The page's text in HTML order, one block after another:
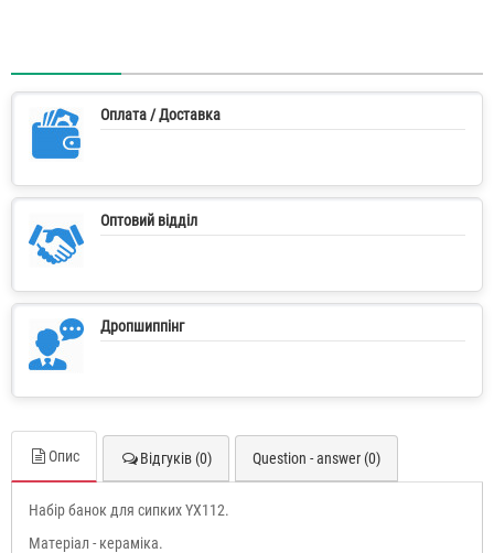
Оплата / Доставка
Оптовий відділ
Дропшиппінг
Опис Відгуків (0) Question - answer (0)
Набір банок для сипких YX112.
Матеріал - кераміка.